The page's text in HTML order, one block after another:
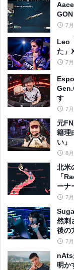
7
Leo
た」
7
す
7
元
籍理
い」
8
北米
「
ーナ
7
然刺
後の
7
nAts
明か